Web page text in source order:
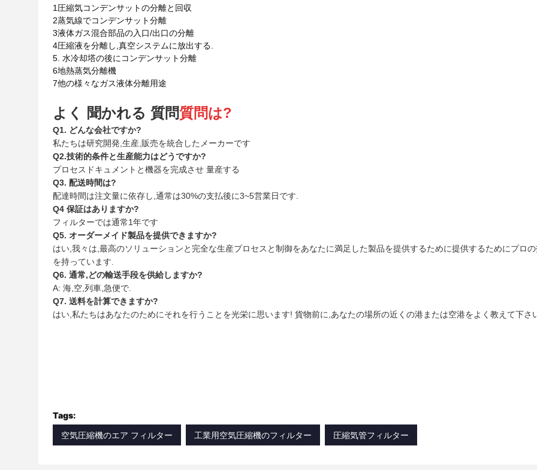
1圧縮気コンデンサットの分離と回収
2蒸気線でコンデンサット分離
3液体ガス混合部品の入口/出口の分離
4圧縮液を分離し,真空システムに放出する.
5. 水冷却塔の後にコンデンサット分離
6地熱蒸気分離機
7他の様々なガス液体分離用途
よく 聞かれる 質問質問は?
Q1. どんな会社ですか?
私たちは研究開発,生産,販売を統合したメーカーです
Q2.技術的条件と生産能力はどうですか?
プロセスドキュメントと機器を完成させ 量産する
Q3. 配送時間は?
配達時間は注文量に依存し,通常は30%の支払後に3~5営業日です.
Q4 保証はありますか?
フィルターでは通常1年です
Q5. オーダーメイド製品を提供できますか?
はい,我々は,最高のソリューションと完全な生産プロセスと制御をあなたに満足した製品を提供するために提供するためにプロ
を持っています.
Q6. 通常,どの輸送手段を供給しますか?
A: 海,空,列車,急便で.
Q7. 送料を計算できますか?
はい,私たちはあなたのためにそれを行うことを光栄に思います! 貨物前に,あなたの場所の近くの港または空港をよく教えて下さ
Tags:
空気圧縮機のエア フィルター
工業用空気圧縮機のフィルター 圧縮気管フィルター